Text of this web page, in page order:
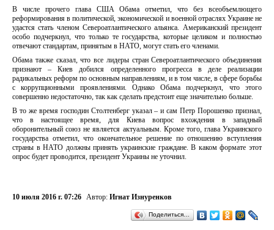
В числе прочего глава США Обама отметил, что без всеобъемлющего
реформирования в политической, экономической и военной отраслях Украине не
удастся стать членом Североатлантического альянса. Американский президент
особо подчеркнул, что только те государства, которые целиком и полностью
отвечают стандартам, принятым в НАТО, могут стать его членами.
Обама также сказал, что все лидеры стран Североатлантического объединения
признают – Киев добился определенного прогресса в деле реализации
радикальных реформ по основным направлениям, и в том числе, в сфере борьбы
с коррупционными проявлениями. Однако Обама подчеркнул, что этого
совершенно недостаточно, так как сделать предстоит еще значительно больше.
В то же время господин Столтенберг указал – и сам Петр Порошенко признал,
что в настоящее время, для Киева вопрос вхождения в западный
оборонительный союз не является актуальным. Кроме того, глава Украинского
государства отметил, что окончательное решение по отношению вступления
страны в НАТО должны принять украинские граждане. В каком формате этот
опрос будет проводится, президент Украины не уточнил.
10 июля 2016 г. 07:26 Автор: Игнат Изнуренков
Поделиться…